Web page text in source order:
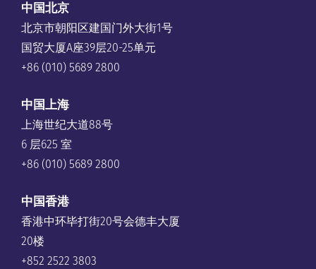
中国北京
北京市朝阳区建国门外大街1号
国贸大厦A座39层20-25单元
+86 (010) 5689 2800
中国上海
上海世纪大道88号
6 层625 室
+86 (010) 5689 2800
中国香港
香港中环毕打街20号会德丰大厦
20楼
+852 2522 3803